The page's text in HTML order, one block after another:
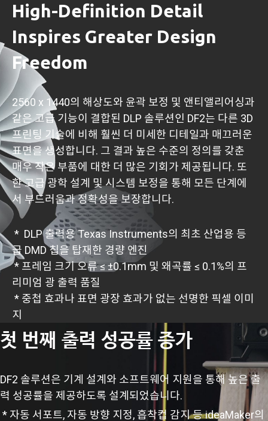
High-Definition Detail
Inspires Greater Design
Freedom
2560 x 1440의 해상도와 윤곽 보정 및 앤티앨리어싱과
같은 고급 기능이 결합된 DLP 솔루션인 DF2는 다른 3D
프린팅 기술에 비해 훨씬 더 미세한 디테일과 매끄러운
표면을 생성합니다. 그 결과 높은 수준의 정의를 갖춘
매우 작은 부품에 대한 더 많은 기회가 제공됩니다. 또
한 고급 광학 설계 및 시스템 보정을 통해 모든 단계에
서 부드러움과 정확성을 보장합니다.
* DLP 출력용 Texas Instruments의 최초 산업용 등
급 DMD 칩을 탑재한 경량 엔진
* 프레임 크기 오류 ≤ ±0.1mm 및 왜곡률 ≤ 0.1%의 프
리미엄 광 출력 품질
* 중첩 효과나 표면 광장 효과가 없는 선명한 픽셀 이미
지
첫 번째 출력 성공률 증가
DF2 솔루션은 기계 설계와 소프트웨어 지원을 통해 높은 출
력 성공률을 제공하도록 설계되었습니다.
* 자동 서포트, 자동 방향 지정, 흡착컵 감지 등 ideaMaker의